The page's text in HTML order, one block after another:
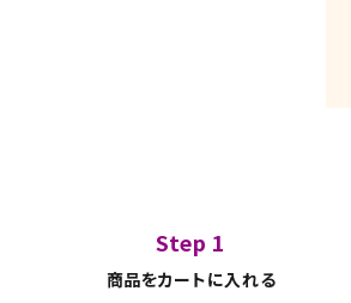
キーワード
Step 1
商品をカートに入れる